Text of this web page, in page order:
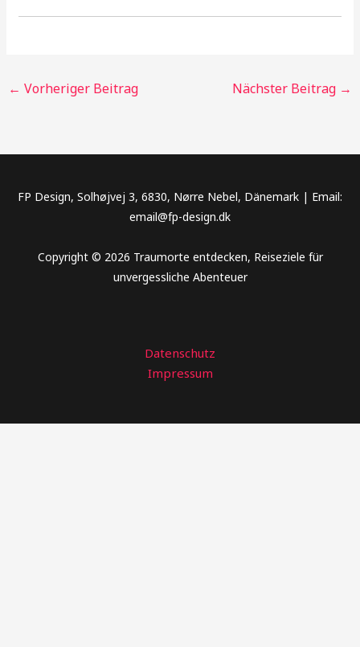
← Vorheriger Beitrag Nächster Beitrag →
FP Design, Solhøjvej 3, 6830, Nørre Nebel, Dänemark | Email:
email@fp-design.dk
Copyright © 2026 Traumorte entdecken, Reiseziele für
unvergessliche Abenteuer
Datenschutz
Impressum